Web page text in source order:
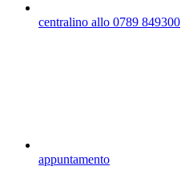
centralino allo 0789 849300
appuntamento